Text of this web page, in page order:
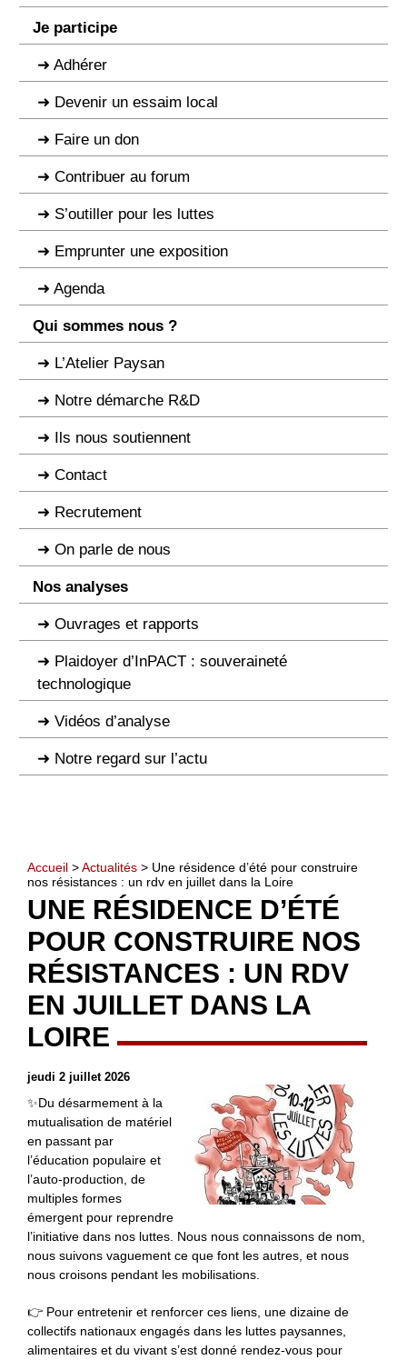
Je participe
Adhérer
Devenir un essaim local
Faire un don
Contribuer au forum
S’outiller pour les luttes
Emprunter une exposition
Agenda
Qui sommes nous ?
L’Atelier Paysan
Notre démarche R&D
Ils nous soutiennent
Contact
Recrutement
On parle de nous
Nos analyses
Ouvrages et rapports
Plaidoyer d’InPACT : souveraineté
technologique
Vidéos d’analyse
Notre regard sur l’actu
Accueil >Actualités > Une résidence d’été pour construire
nos résistances : un rdv en juillet dans la Loire
UNE RÉSIDENCE D’ÉTÉ
POUR CONSTRUIRE NOS
RÉSISTANCES : UN RDV
EN JUILLET DANS LA
LOIRE
jeudi 2 juillet 2026
✨Du désarmement à la
mutualisation de matériel
en passant par
l’éducation populaire et
l’auto-production, de
multiples formes
émergent pour reprendre
l’initiative dans nos luttes. Nous nous connaissons de nom,
nous suivons vaguement ce que font les autres, et nous
nous croisons pendant les mobilisations.
👉 Pour entretenir et renforcer ces liens, une dizaine de
collectifs nationaux engagés dans les luttes paysannes,
alimentaires et du vivant s’est donné rendez-vous pour